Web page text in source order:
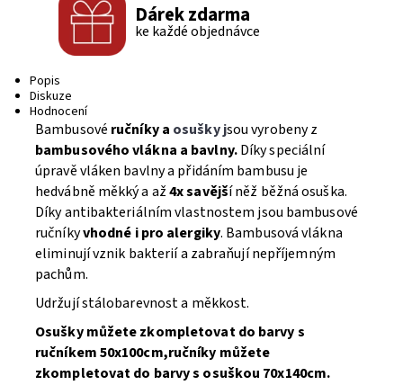
Dárek zdarma
ke každé objednávce
Popis
Diskuze
Hodnocení
Bambusové ručníky a osušky jsou vyrobeny z
bambusového vlákna a bavlny.Díky speciální
úpravě vláken bavlny a přidáním bambusu je
hedvábně měkký a až4x savější něž běžná osuška.
Díky antibakteriálním vlastnostem jsou bambusové
ručníkyvhodné i pro alergiky. Bambusová vlákna
eliminují vznik bakterií a zabraňují nepříjemným
pachům.
Udržují stálobarevnost a měkkost.
Osušky můžete zkompletovat do barvy s
ručníkem 50x100cm,ručníky můžete
zkompletovat do barvy s osuškou 70x140cm.